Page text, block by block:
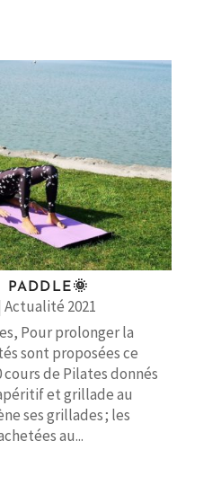
PADDLE🌞
Actualité 2021
Pour prolonger la
sont proposées ce
cours de Pilates donnés
et grillade au
ses grillades ; les
au...